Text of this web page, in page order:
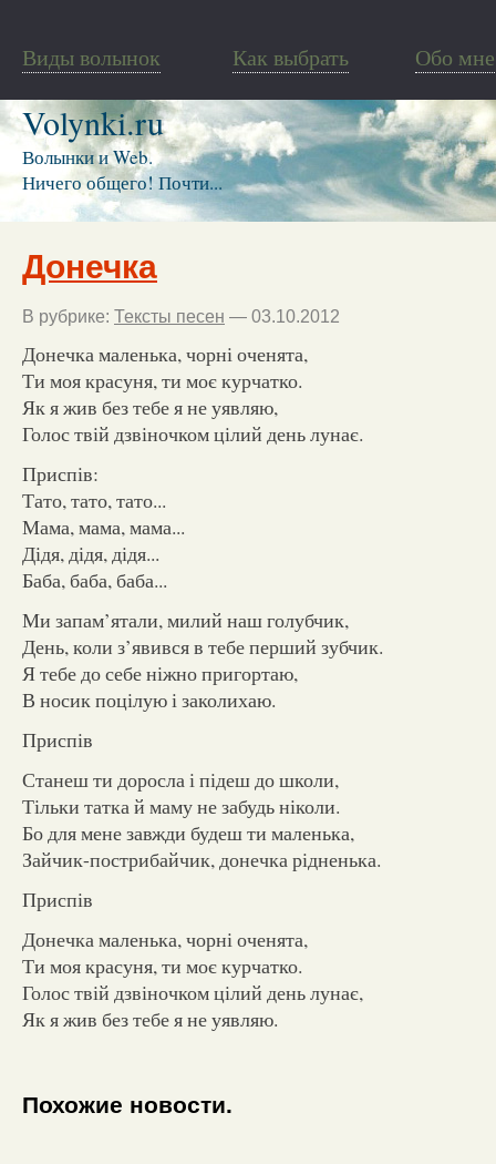
Виды волынок Как выбрать Обо мне
Volynki.ru
Волынки и Web.
Ничего общего! Почти...
Донечка
В рубрике: Тексты песен — 03.10.2012
Донечка маленька, чорні оченята,
Ти моя красуня, ти моє курчатко.
Як я жив без тебе я не уявляю,
Голос твій дзвіночком цілий день лунає.
Приспів:
Тато, тато, тато...
Мама, мама, мама...
Дідя, дідя, дідя...
Баба, баба, баба...
Ми запам’ятали, милий наш голубчик,
День, коли з’явився в тебе перший зубчик.
Я тебе до себе ніжно пригортаю,
В носик поцілую і заколихаю.
Приспів
Станеш ти доросла і підеш до школи,
Тільки татка й маму не забудь ніколи.
Бо для мене завжди будеш ти маленька,
Зайчик-пострибайчик, донечка рідненька.
Приспів
Донечка маленька, чорні оченята,
Ти моя красуня, ти моє курчатко.
Голос твій дзвіночком цілий день лунає,
Як я жив без тебе я не уявляю.
Похожие новости.